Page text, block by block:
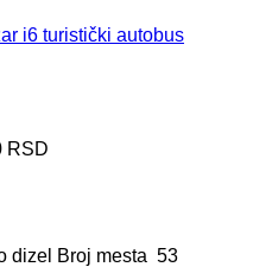
i6 turistički autobus
RSD
dizel Broj mesta 53